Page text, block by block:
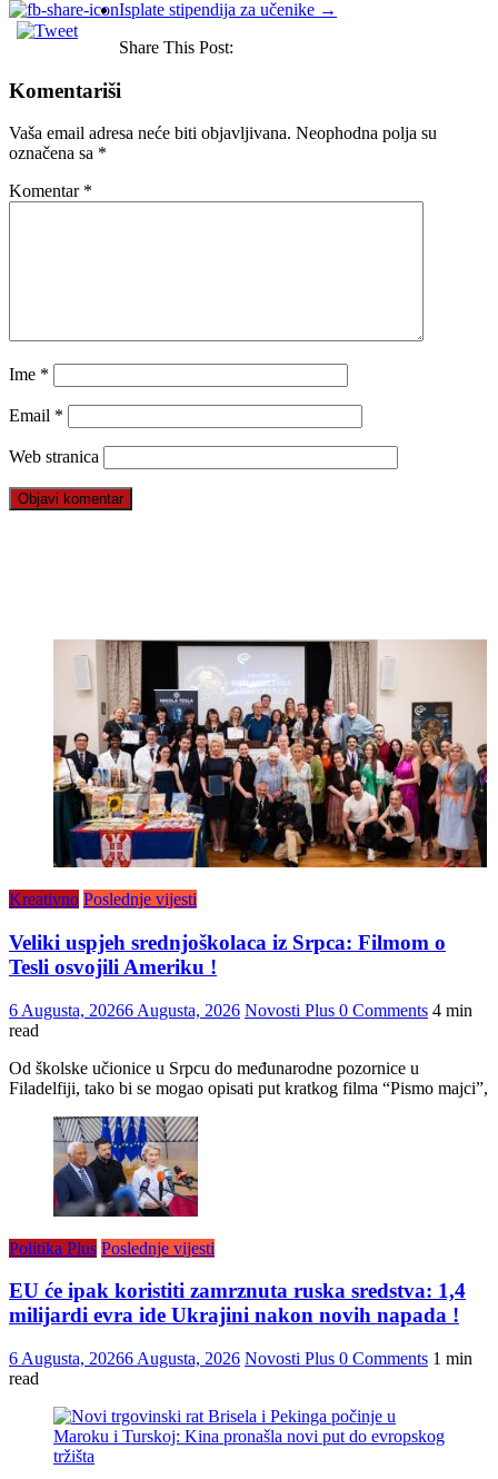
Isplate stipendija za učenike →
Share This Post:
Komentariši
Vaša email adresa neće biti objavljivana. Neophodna polja su
označena sa *
Komentar *
Ime *
Email *
Web stranica
Kreativno Poslednje vijesti
Veliki uspjeh srednjoškolaca iz Srpca: Filmom o
Tesli osvojili Ameriku !
6 Augusta, 20266 Augusta, 2026 Novosti Plus 0 Comments 4 min
read
Od školske učionice u Srpcu do međunarodne pozornice u
Filadelfiji, tako bi se mogao opisati put kratkog filma “Pismo majci”,
Politika Plus Poslednje vijesti
EU će ipak koristiti zamrznuta ruska sredstva: 1,4
milijardi evra ide Ukrajini nakon novih napada !
6 Augusta, 20266 Augusta, 2026 Novosti Plus 0 Comments 1 min
read